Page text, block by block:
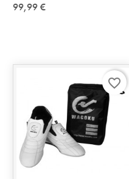
99,99 €
favorite_border